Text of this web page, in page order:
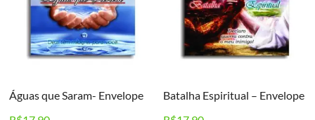
Águas que Saram- Envelope
Batalha Espiritual – Envelope